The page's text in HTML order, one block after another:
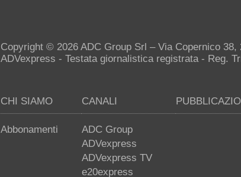
Copyright © 2026 ADC Group Srl – Via Copernico 38,
ADVexpress - Testata giornalistica registrata - Reg.
CHI SIAMO
Abbonamenti
CANALI
ADC Group
ADVexpress
ADVexpress TV
e20express